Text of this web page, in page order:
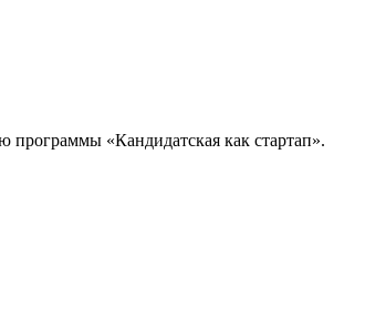
«Кандидатская как стартап».